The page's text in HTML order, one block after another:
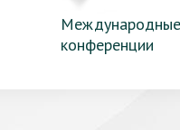
Международные
конференции